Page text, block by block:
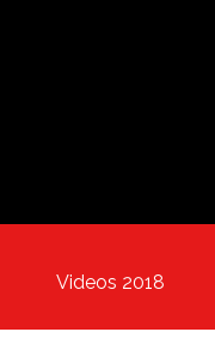
Videos 2018